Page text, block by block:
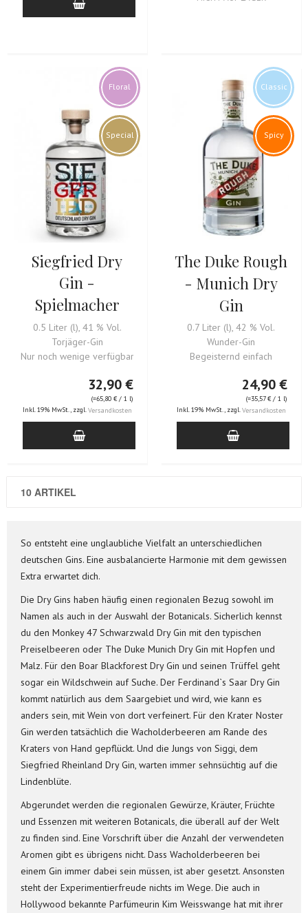
Floral
Special
Siegfried Dry
Gin -
Spielmacher
0.5 Liter (l), 41 % Vol.
Torjäger-Gin
Nur noch wenige verfügbar!
32,90 €
(=65,80 € / 1 l)
Inkl. 19% MwSt.
zzgl. Versandkosten
Classic
Spicy
The Duke Rough
- Munich Dry
Gin
0.7 Liter (l), 42 % Vol.
Wunder-Gin
Begeisternd einfach
24,90 €
(=35,57 € / 1 l)
Inkl. 19% MwSt.
zzgl. Versandkosten
10 ARTIKEL
So entsteht eine unglaubliche Vielfalt an unterschiedlichen
deutschen Gins. Eine ausbalancierte Harmonie mit dem gewissen
Extra erwartet dich.
Die Dry Gins haben häufig einen regionalen Bezug sowohl im
Namen als auch in der Auswahl der Botanicals. Sicherlich kennst
du den Monkey 47 Schwarzwald Dry Gin mit den typischen
Preiselbeeren oder The Duke Munich Dry Gin mit Hopfen und
Malz. Für den Boar Blackforest Dry Gin und seinen Trüffel geht
sogar ein Wildschwein auf Suche. Der Ferdinand`s Saar Dry Gin
kommt natürlich aus dem Saargebiet und wird, wie kann es
anders sein, mit Wein von dort verfeinert. Für den Krater Noster
Gin werden tatsächlich die Wacholderbeeren am Rande des
Kraters von Hand gepflückt. Und die Jungs von Siggi, dem
Siegfried Rheinland Dry Gin, warten immer sehnsüchtig auf die
Lindenblüte.
Abgerundet werden die regionalen Gewürze, Kräuter, Früchte
und Essenzen mit weiteren Botanicals, die überall auf der Welt
zu finden sind. Eine Vorschrift über die Anzahl der verwendeten
Aromen gibt es übrigens nicht. Dass Wacholderbeeren bei
einem Gin immer dabei sein müssen, ist aber gesetzt. Ansonsten
steht der Experimentierfreude nichts im Wege. Die auch in
Hollywood bekannte Parfümeurin Kim Weisswange hat mit ihrer